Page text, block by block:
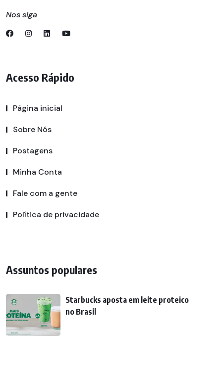
Nos siga
Acesso Rápido
Página inicial
Sobre Nós
Postagens
Minha Conta
Fale com a gente
Política de privacidade
Assuntos populares
Starbucks aposta em leite proteico
no Brasil